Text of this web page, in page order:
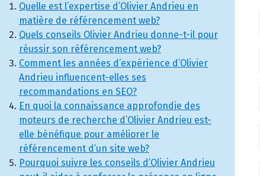
Quelle est l’expertise d’Olivier Andrieu en
matière de référencement web?
Quels conseils Olivier Andrieu donne-t-il pour
réussir son référencement web?
Comment les années d’expérience d’Olivier
Andrieu influencent-elles ses
recommandations en SEO?
En quoi la connaissance approfondie des
moteurs de recherche d’Olivier Andrieu est-
elle bénéfique pour améliorer le
référencement d’un site web?
Pourquoi suivre les conseils d’Olivier Andrieu